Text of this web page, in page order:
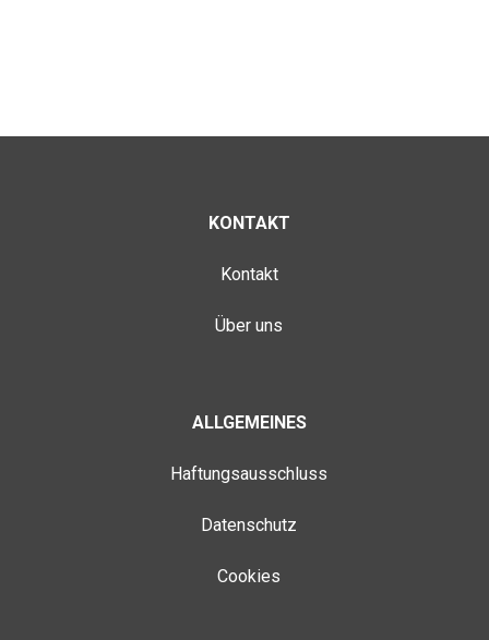
KONTAKT
Kontakt
Über uns
ALLGEMEINES
Haftungsausschluss
Datenschutz
Cookies